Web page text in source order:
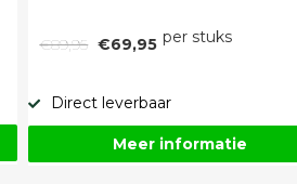
€89,95 €69,95 per stuks
Direct leverbaar
Meer informatie